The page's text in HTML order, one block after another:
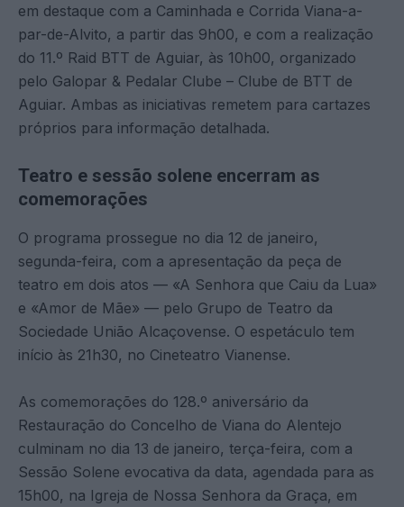
em destaque com a Caminhada e Corrida Viana-a-
par-de-Alvito, a partir das 9h00, e com a realização
do 11.º Raid BTT de Aguiar, às 10h00, organizado
pelo Galopar & Pedalar Clube – Clube de BTT de
Aguiar. Ambas as iniciativas remetem para cartazes
próprios para informação detalhada.
Teatro e sessão solene encerram as
comemorações
O programa prossegue no dia 12 de janeiro,
segunda-feira, com a apresentação da peça de
teatro em dois atos — «A Senhora que Caiu da Lua»
e «Amor de Mãe» — pelo Grupo de Teatro da
Sociedade União Alcaçovense. O espetáculo tem
início às 21h30, no Cineteatro Vianense.
As comemorações do 128.º aniversário da
Restauração do Concelho de Viana do Alentejo
culminam no dia 13 de janeiro, terça-feira, com a
Sessão Solene evocativa da data, agendada para as
15h00, na Igreja de Nossa Senhora da Graça, em